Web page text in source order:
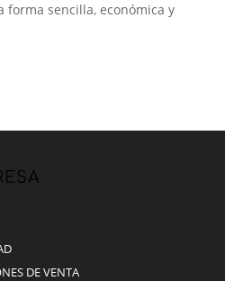
forma sencilla, económica y
DE VENTA